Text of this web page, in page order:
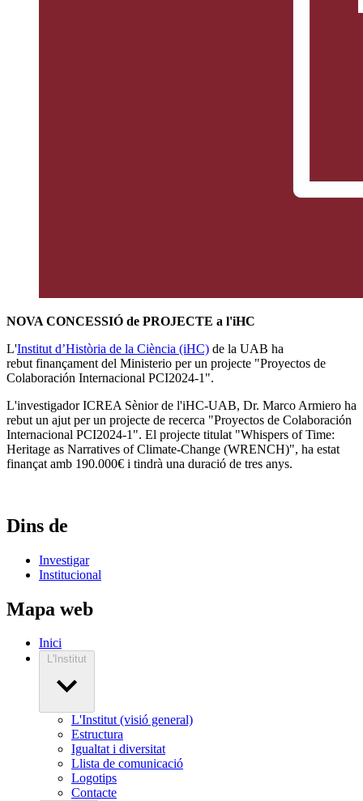
NOVA CONCESSIÓ de PROJECTE a l'iHC
L'Institut d’Història de la Ciència (iHC) de la UAB ha
rebut finançament del Ministerio per un projecte "Proyectos de
Colaboración Internacional PCI2024-1".
L'investigador ICREA Sènior de l'iHC-UAB, Dr. Marco Armiero ha
rebut un ajut per un projecte de recerca "Proyectos de Colaboración
Internacional PCI2024-1". El projecte titulat "Whispers of Time:
Heritage as Narratives of Climate-Change (WRENCH)", ha estat
finançat amb 190.000€ i tindrà una duració de tres anys.
Dins de
Investigar
Institucional
Mapa web
Inici
L'Institut
L'Institut (visió general)
Estructura
Igualtat i diversitat
Llista de comunicació
Logotips
Contacte